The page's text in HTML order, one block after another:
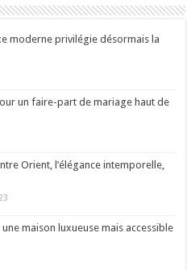
moderne privilégie désormais la
un faire-part de mariage haut de
Orient, l’élégance intemporelle,
maison luxueuse mais accessible